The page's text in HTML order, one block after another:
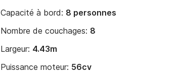
Capacité à bord: 8 personnes
Nombre de couchages: 8
Largeur: 4.43m
Puissance moteur: 56cv